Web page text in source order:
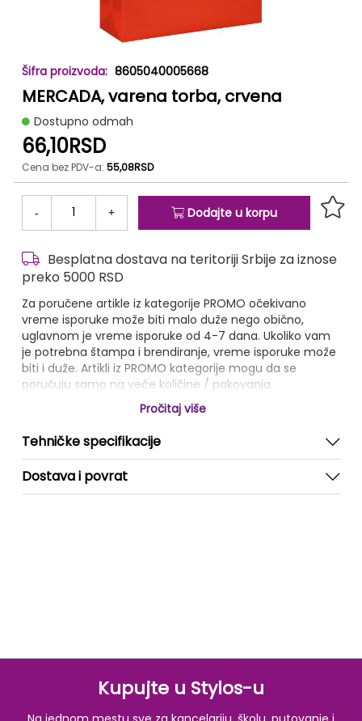
8605040005668
MERCADA, varena torba, crvena
Dostupno odmah
66,10RSD
Cena bez PDV-a: 55,08RSD
- + Dodajte u korpu
Besplatna dostava na teritoriji Srbije za iznose
preko 5000 RSD
Za poručene artikle iz kategorije PROMO očekivano
vreme isporuke može biti malo duže nego obično,
uglavnom je vreme isporuke od 4-7 dana. Ukoliko vam
je potrebna štampa i brendiranje, vreme isporuke može
biti i duže. Artikli iz PROMO kategorije mogu da se
poručuju samo na veće količine / pakovanja.
Pročitaj više
Tehničke specifikacije
Dostava i povrat
Skip
to
the
of
the
images
gallery
Kupujte u Stylos-u